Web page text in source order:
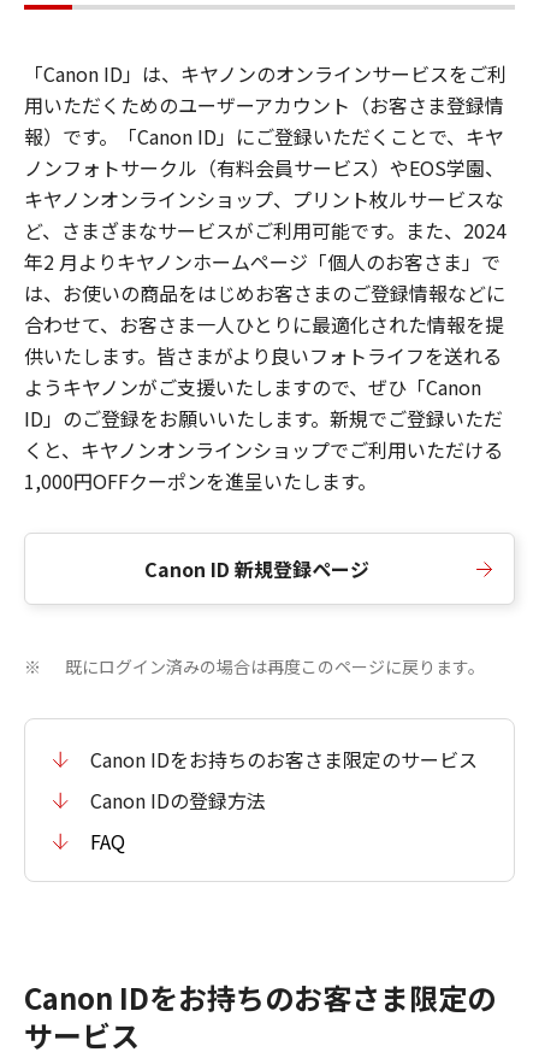
「Canon ID」は、キヤノンのオンラインサービスをご利
用いただくためのユーザーアカウント（お客さま登録情
報）です。「Canon ID」にご登録いただくことで、キヤ
ノンフォトサークル（有料会員サービス）やEOS学園、
キヤノンオンラインショップ、プリント枚ルサービスな
ど、さまざまなサービスがご利用可能です。また、2024
年2 月よりキヤノンホームページ「個人のお客さま」で
は、お使いの商品をはじめお客さまのご登録情報などに
合わせて、お客さま一人ひとりに最適化された情報を提
供いたします。皆さまがより良いフォトライフを送れる
ようキヤノンがご支援いたしますので、ぜひ「Canon
ID」のご登録をお願いいたします。新規でご登録いただ
くと、キヤノンオンラインショップでご利用いただける
1,000円OFFクーポンを進呈いたします。
Canon ID 新規登録ページ
※ 既にログイン済みの場合は再度このページに戻ります。
Canon IDをお持ちのお客さま限定のサービス
Canon IDの登録方法
FAQ
Canon IDをお持ちのお客さま限定の
サービス